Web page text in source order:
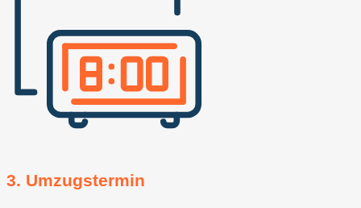
3. Umzugstermin